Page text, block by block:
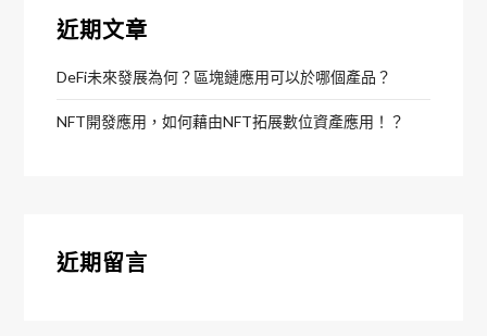
近期文章
DeFi未來發展為何？區塊鏈應用可以於哪個產品？
NFT開發應用，如何藉由NFT拓展數位資產應用！？
近期留言